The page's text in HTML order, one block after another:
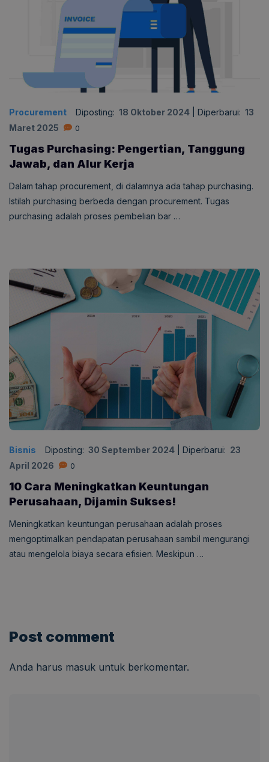
Procurement Diposting: 18 Oktober 2024 Diperbarui: 13
Maret 2025
0
Tugas Purchasing: Pengertian, Tanggung
Jawab, dan Alur Kerja
Dalam tahap procurement, di dalamnya ada tahap purchasing.
Istilah purchasing berbeda dengan procurement. Tugas
purchasing adalah proses pembelian bar …
Bisnis Diposting: 30 September 2024 Diperbarui: 23
April 2026
0
10 Cara Meningkatkan Keuntungan
Perusahaan, Dijamin Sukses!
Meningkatkan keuntungan perusahaan adalah proses
mengoptimalkan pendapatan perusahaan sambil mengurangi
atau mengelola biaya secara efisien. Meskipun …
Post comment
Anda harus masuk untuk berkomentar.